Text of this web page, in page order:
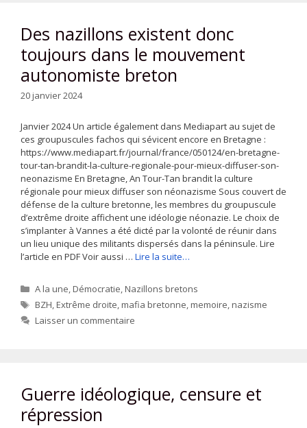
Des nazillons existent donc
toujours dans le mouvement
autonomiste breton
20 janvier 2024
Janvier 2024 Un article également dans Mediapart au sujet de
ces groupuscules fachos qui sévicent encore en Bretagne :
https://www.mediapart.fr/journal/france/050124/en-bretagne-
tour-tan-brandit-la-culture-regionale-pour-mieux-diffuser-son-
neonazisme En Bretagne, An Tour-Tan brandit la culture
régionale pour mieux diffuser son néonazisme Sous couvert de
défense de la culture bretonne, les membres du groupuscule
d’extrême droite affichent une idéologie néonazie. Le choix de
s’implanter à Vannes a été dicté par la volonté de réunir dans
un lieu unique des militants dispersés dans la péninsule. Lire
l’article en PDF Voir aussi … Lire la suite…
Catégories
A la une,Démocratie,Nazillons bretons
Étiquettes
BZH,Extrême droite,mafia bretonne,memoire,nazisme
Laisser un commentaire
Guerre idéologique, censure et
répression